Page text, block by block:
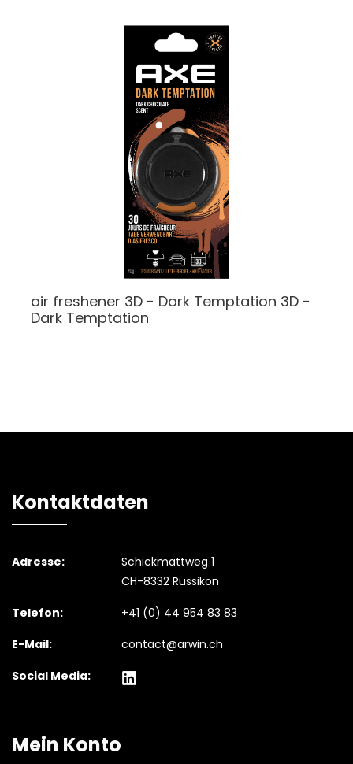
air freshener 3D - Dark Temptation 3D -
Dark Temptation
Kontaktdaten
Adresse:
Schickmattweg 1
CH-8332 Russikon
Telefon:
+41 (0) 44 954 83 83
E-Mail:
contact@arwin.ch
Social Media:
Mein Konto